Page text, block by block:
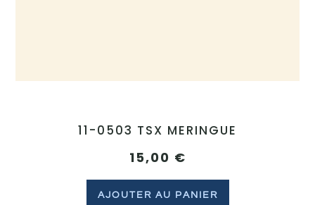
11-0503 TSX MERINGUE
15,00 €
AJOUTER AU PANIER